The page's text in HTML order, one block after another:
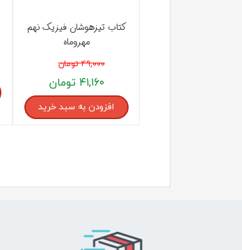
کتاب تیزهوشان فیزیک نهم
مهروماه
۴۹,۰۰۰ تومان
۴۱,۱۶۰ تومان
افزودن به سبد خرید